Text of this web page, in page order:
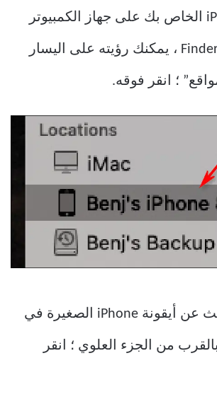
حدد موقع iPhone الخاص بك على جهاز الكمبيوتر
الخاص بك. في Finder ، يمكنك رؤيته على اليسار
؛ انقر فوقه.
في iTunes ، ابحث عن أيقونة iPhone الصغيرة في
من الجزء العلوي ؛ انقر